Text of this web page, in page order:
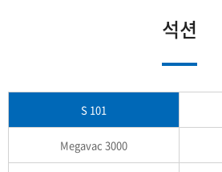
석션
S 101
Megavac 3000